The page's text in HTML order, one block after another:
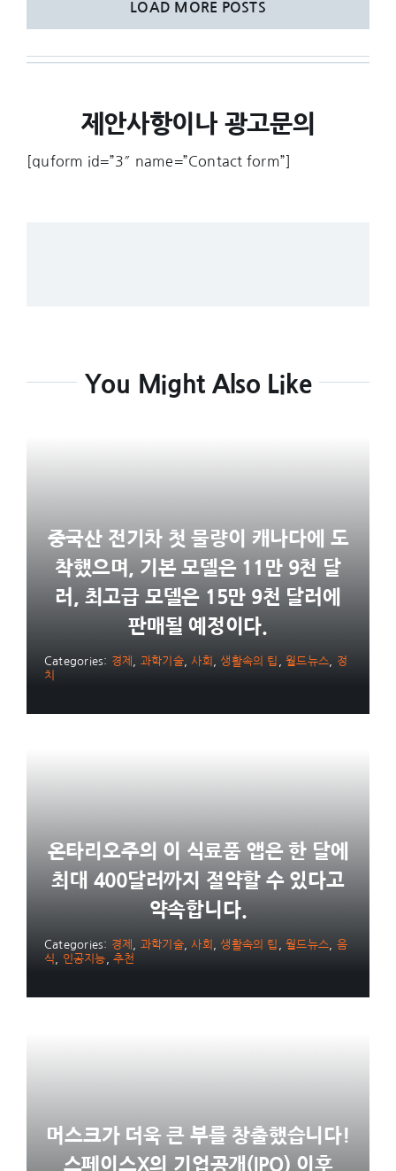
LOAD MORE POSTS
제안사항이나 광고문의
[quform id=”3″ name=”Contact form”]
You Might Also Like
중국산 전기차 첫 물량이 캐나다에 도
착했으며, 기본 모델은 11만 9천 달
러, 최고급 모델은 15만 9천 달러에
판매될 예정이다.
Categories: 경제 과학기술,사회 ,생활속의 팁 ,월드뉴스
정
치
온타리오주의 이 식료품 앱은 한 달에
최대 400달러까지 절약할 수 있다고
약속합니다.
Categories: 경제 과학기술,사회 ,생활속의 팁 ,월드뉴스
음
식
인공지능 ,추천
머스크가 더욱 큰 부를 창출했습니다!
스페이스X의 기업공개(IPO) 이후